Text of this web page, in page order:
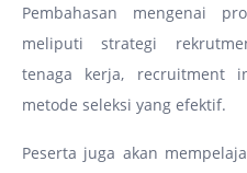
Pembahasan mengenai
meliputi strategi
tenaga kerja, recruitment
metode seleksi yang efektif.
Peserta juga akan